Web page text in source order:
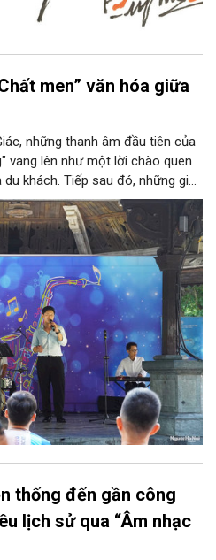
men” văn hóa giữa
những thanh âm đầu tiên của
vang lên như một lời chào quen
khách. Tiếp sau đó, những giai
lần lượt cất lên qua phần biểu
và các nghệ sĩ Bình Minh Jazz
nhạc giàu cảm xúc ngay giữa
thống đến gần công
lịch sử qua “Âm nhạc